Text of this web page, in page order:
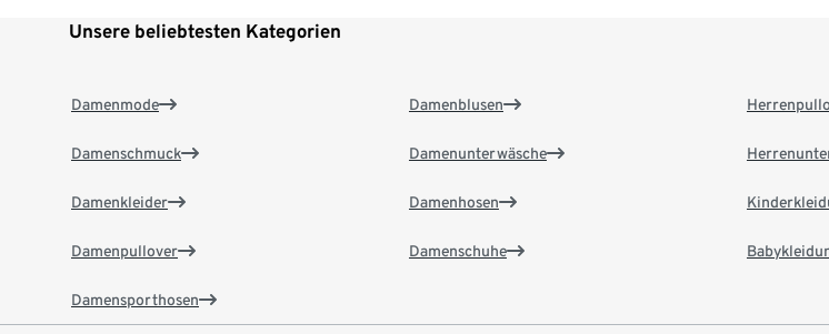
Unsere beliebtesten Kategorien
Damenmode
Damenschmuck
Damenkleider
Damenpullover
Damensporthosen
Damenblusen
Damenunterwäsche
Damenhosen
Damenschuhe